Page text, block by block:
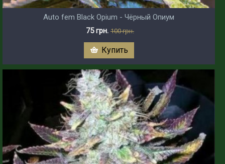
Auto fem Black Opium - Чёрный Опиум
75 грн. 100 грн.
Купить